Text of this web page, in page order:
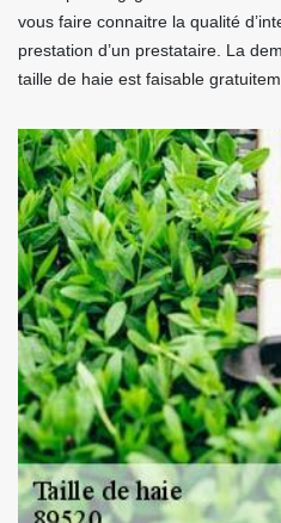
vous faire connaitre la qualité
prestation d’un prestataire. La
taille de haie est faisable